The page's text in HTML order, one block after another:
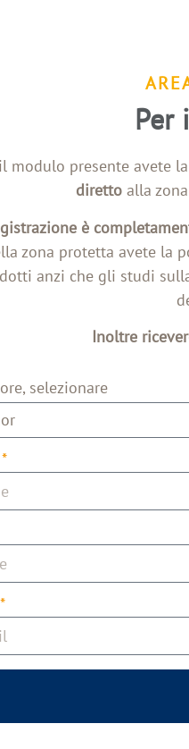
Per
modulo presente avete
direttoalla
è
zona protetta avete la
anzi che gli studi
Inoltre
selezionare